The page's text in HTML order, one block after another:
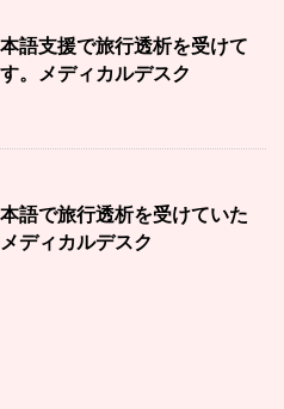
語支援で旅行透析を受けて
。メディカルデスク
語で旅行透析を受けていた
ディカルデスク